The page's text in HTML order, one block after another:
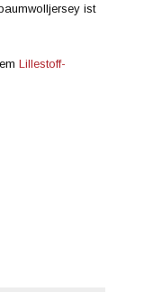
ist
Lillestoff-